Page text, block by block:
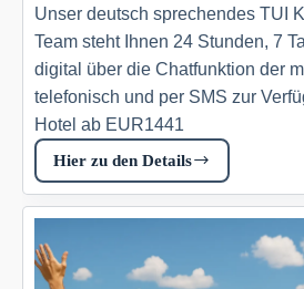
Unser deutsch sprechendes TUI
Team steht Ihnen 24 Stunden, 7
digital über die Chatfunktion der
telefonisch und per SMS zur
Hotel ab EUR1441
Hier zu den Details
The
Bay
Tui.com
DE